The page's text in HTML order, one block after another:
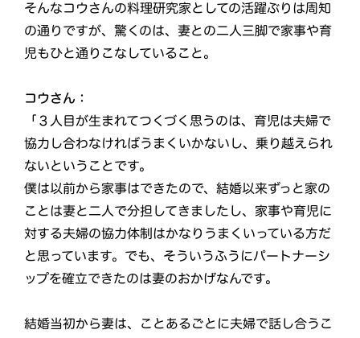
そんなコウさんの料理研究家としての活躍ぶりは周知
の通りですが、驚くのは、妻との二人三脚で家事や育
児もひと通りこなしていること。
コウさん：
「３人目が生まれてつくづく思うのは、育児は夫婦で
協力し合わなければうまくいかないし、乗り越えられ
ないということです。
僕は以前から家事はできたので、結婚以来ずっと家の
ことは妻と二人で分担してきましたし、家事や育児に
対する夫婦の協力体制はかなりうまくいっている方だ
と思っています。でも、そういうふうにパートナーシ
ップを確立できたのは妻のおかげなんです。
結婚当初から妻は、ことあるごとに夫婦で話し合うこ